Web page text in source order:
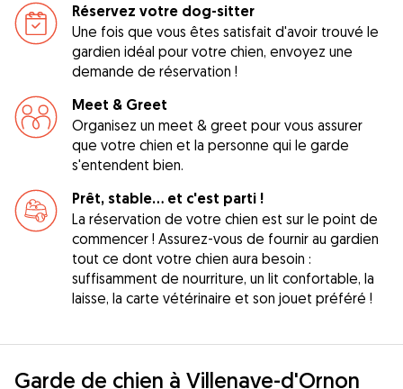
Réservez votre dog-sitter
Une fois que vous êtes satisfait d'avoir trouvé le
gardien idéal pour votre chien, envoyez une
demande de réservation !
Meet & Greet
Organisez un meet & greet pour vous assurer
que votre chien et la personne qui le garde
s'entendent bien.
Prêt, stable... et c'est parti !
La réservation de votre chien est sur le point de
commencer ! Assurez-vous de fournir au gardien
tout ce dont votre chien aura besoin :
suffisamment de nourriture, un lit confortable, la
laisse, la carte vétérinaire et son jouet préféré !
Garde de chien à Villenave-d'Ornon